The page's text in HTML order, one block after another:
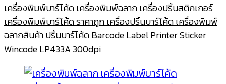
เครื่องพิมพ์บาร์โค้ด เครื่องพิมพ์ฉลาก เครื่องปริ้นสติกเกอร์
เครื่องพิมพ์บาร์โค้ด ราคาถูก เครื่องปริ้นบาร์โค้ด เครื่องพิมพ์
ฉลากสินค้า ปริ้นบาร์โค้ด Barcode Label Printer Sticker
Wincode LP433A 300dpi